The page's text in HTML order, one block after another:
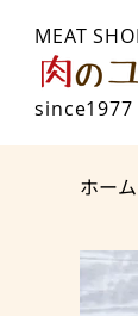
MEAT
since1977
ホーム